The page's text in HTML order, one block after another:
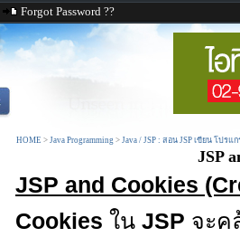
Forgot Password ??
HOME > Java Programming > Java / JSP : สอน JSP เขียน โปรแ
JSP
JSP and Cookies
Cookies ใน JSP จะค